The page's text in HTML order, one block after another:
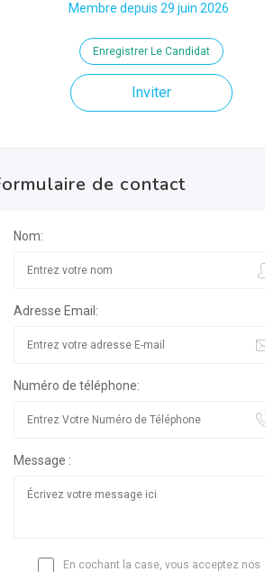
Membre depuis 29 juin 2026
Enregistrer Le Candidat
Inviter
de contact
Nom:
Adresse Email:
Numéro de téléphone:
Message :
En cochant la case, vous acceptez nos